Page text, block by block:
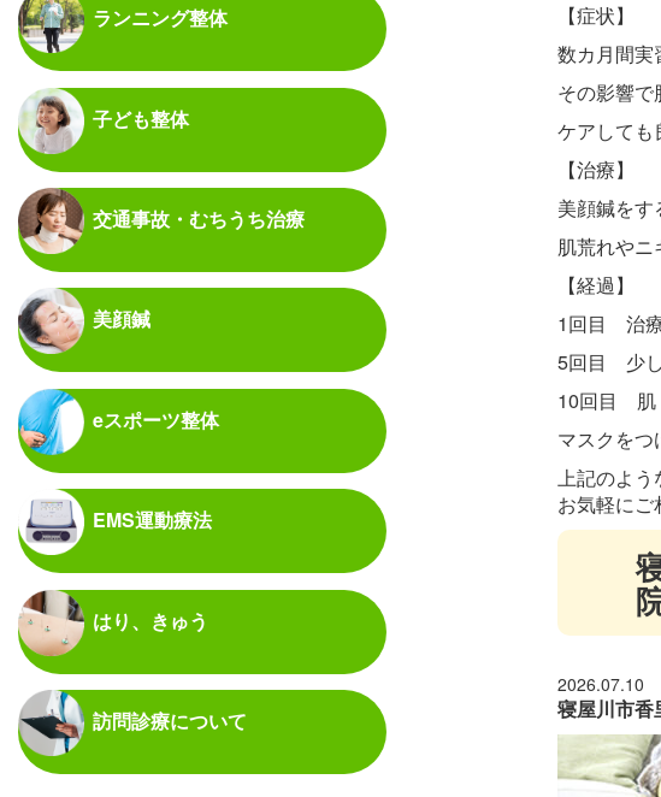
【症状】
数カ月間実
その影響で
ケアしても
【治療】
美顔鍼をす
肌荒れやニ
【経過】
1回目 治療
5回目 少し
10回目 肌
マスクをつ
上記のよう
お気軽にご
2026.07.10
寝屋川市香
ランニング整体
子ども整体
交通事故・むちうち治療
美顔鍼
eスポーツ整体
EMS運動療法
はり、きゅう
訪問診療について